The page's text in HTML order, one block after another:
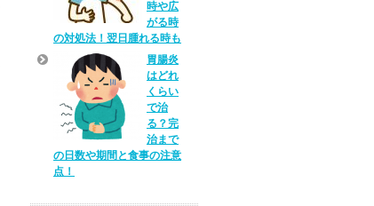
時や広
がる時
の対処法！翌日腫れる時も
胃腸炎
はどれ
くらい
で治
る？完
治まで
の日数や期間と食事の注意
点！